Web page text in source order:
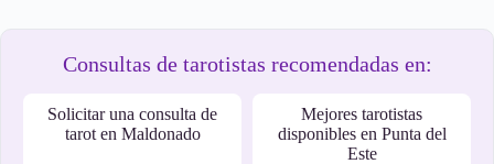
Consultas de tarotistas recomendadas en:
Solicitar una consulta de
tarot en Maldonado
Mejores tarotistas
disponibles en Punta del
Este